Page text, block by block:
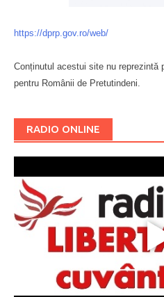
https://dprp.gov.ro/web/
Conținutul acestui site nu reprezintă
pentru Românii de Pretutindeni.
RADIO ONLINE